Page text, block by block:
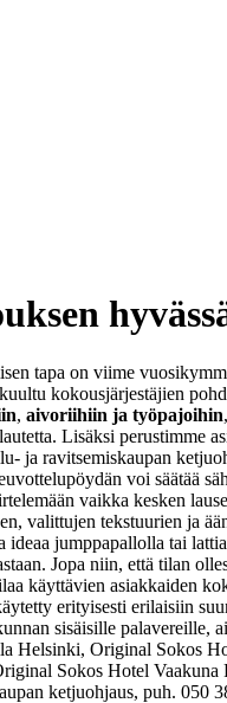
tapa on viime
kokousjärjestäjien
, aivoriihiin ja työpajoihin
Lisäksi perustimme
ravitsemiskaupan
voi säätää
vaikka kesken
valittujen tekstuurien ja
ideaa jumppapallolla tai
Jopa niin, että tilan
käyttävien asiakkaiden
erityisesti erilaisiin
sisäisille palavereille,
Helsinki, Original Sokos
Sokos Hotel Vaakuna
ketjuohjaus, puh. 050